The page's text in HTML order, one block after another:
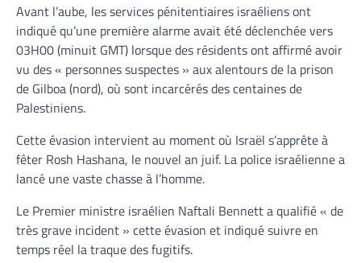
Avant l’aube, les services pénitentiaires israéliens ont
indiqué qu’une première alarme avait été déclenchée vers
03H00 (minuit GMT) lorsque des résidents ont affirmé avoir
vu des « personnes suspectes » aux alentours de la prison
de Gilboa (nord), où sont incarcérés des centaines de
Palestiniens.
Cette évasion intervient au moment où Israël s’apprête à
fêter Rosh Hashana, le nouvel an juif. La police israélienne a
lancé une vaste chasse à l’homme.
Le Premier ministre israélien Naftali Bennett a qualifié « de
très grave incident » cette évasion et indiqué suivre en
temps réel la traque des fugitifs.